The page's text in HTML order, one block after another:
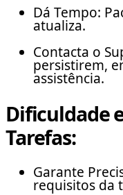
Dá Tempo:
atualiza.
Contacta o
persistirem,
assistência.
Dificuldade
Tarefas:
Garante
requisitos da